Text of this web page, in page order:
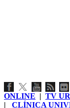
ONLINE | TV
| CLÍNICA